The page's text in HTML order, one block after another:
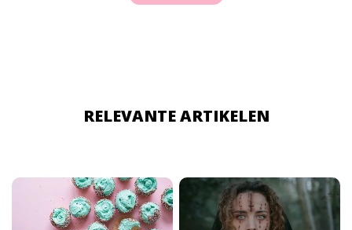
RELEVANTE ARTIKELEN